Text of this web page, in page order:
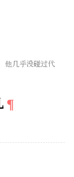
他几乎没碰过代